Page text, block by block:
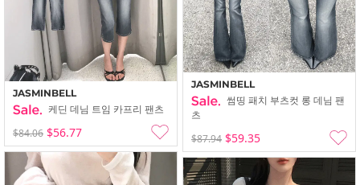
JASMINBELL
썸띵 패치 부츠컷 롱 데님 팬
츠
$87.94 $59.35
JASMINBELL
케딘 데님 트임 카프리 팬츠
$84.06 $56.77